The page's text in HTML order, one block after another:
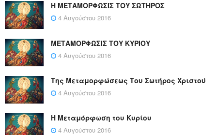
Η ΜΕΤΑΜΟΡΦΩΣΙΣ ΤΟΥ ΣΩΤΗΡΟΣ
4 Αυγούστου 2016
ΜΕΤΑΜΟΡΦΩΣΙΣ ΤΟΥ ΚΥΡΙΟΥ
4 Αυγούστου 2016
Της Μεταμορφώσεως Του Σωτήρος Χριστού
4 Αυγούστου 2016
Η Μεταμόρφωση του Κυρίου
4 Αυγούστου 2016